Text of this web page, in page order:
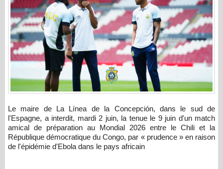
Le maire de La Línea de la Concepción, dans le sud de
l'Espagne, a interdit, mardi 2 juin, la tenue le 9 juin d'un match
amical de préparation au Mondial 2026 entre le Chili et la
République démocratique du Congo, par « prudence » en raison
de l'épidémie d'Ebola dans le pays africain